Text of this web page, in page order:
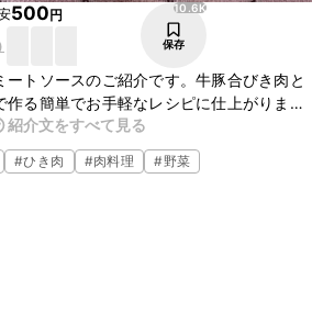
500円 10.6K
保存
ートソースのご紹介です。牛豚合びき肉と
る簡単でお手軽なレシピに仕上がりまし
などにもピッタリです。とても簡単ですの
紹介文をすべて見る
#ひき肉 #肉料理 #野菜